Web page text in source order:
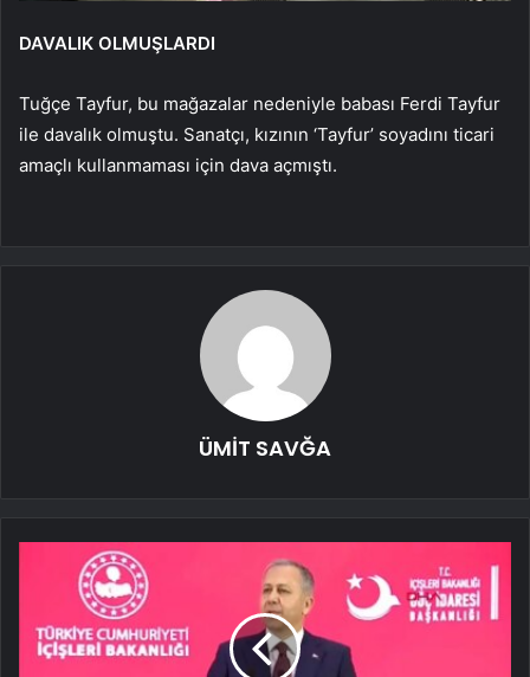
DAVALIK OLMUŞLARDI
Tuğçe Tayfur, bu mağazalar nedeniyle babası Ferdi Tayfur
ile davalık olmuştu. Sanatçı, kızının ‘Tayfur’ soyadını ticari
amaçlı kullanmaması için dava açmıştı.
ÜMİT SAVĞA